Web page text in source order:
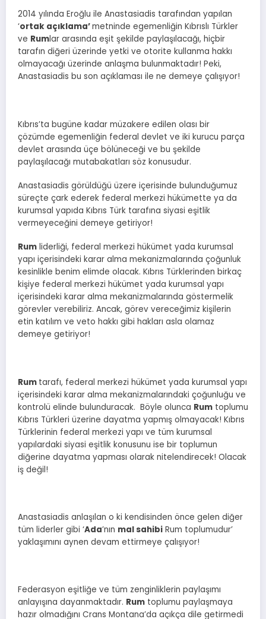
2014 yılında Eroğlu ile Anastasiadis tarafından yapılan
‘ortak açıklama’metninde egemenliğin Kıbrıslı Türkler
ve Rumlar arasında eşit şekilde paylaşılacağı, hiçbir
tarafın diğeri üzerinde yetki ve otorite kullanma hakkı
olmayacağı üzerinde anlaşma bulunmaktadır! Peki,
Anastasiadis bu son açıklaması ile ne demeye çalışıyor!
Kıbrıs’ta bugüne kadar müzakere edilen olası bir
çözümde egemenliğin federal devlet ve iki kurucu parça
devlet arasında üçe bölüneceği ve bu şekilde
paylaşılacağı mutabakatları söz konusudur.
Anastasiadis görüldüğü üzere içerisinde bulunduğumuz
süreçte çark ederek federal merkezi hükümette ya da
kurumsal yapıda Kıbrıs Türk tarafına siyasi eşitlik
vermeyeceğini demeye getiriyor!
Rum liderliği, federal merkezi hükümet yada kurumsal
yapı içerisindeki karar alma mekanizmalarında çoğunluk
kesinlikle benim elimde olacak. Kıbrıs Türklerinden birkaç
kişiye federal merkezi hükümet yada kurumsal yapı
içerisindeki karar alma mekanizmalarında göstermelik
görevler verebiliriz. Ancak, görev vereceğimiz kişilerin
etin katılım ve veto hakkı gibi hakları asla olamaz
demeye getiriyor!
Rum tarafı, federal merkezi hükümet yada kurumsal yapı
içerisindeki karar alma mekanizmalarındaki çoğunluğu ve
kontrolü elinde bulunduracak. Böyle olunca Rum toplumu
Kıbrıs Türkleri üzerine dayatma yapmış olmayacak! Kıbrıs
Türklerinin federal merkezi yapı ve tüm kurumsal
yapılardaki siyasi eşitlik konusunu ise bir toplumun
diğerine dayatma yapması olarak nitelendirecek! Olacak
iş değil!
Anastasiadis anlaşılan o ki kendisinden önce gelen diğer
tüm liderler gibi ‘Ada’nın mal sahibi Rum toplumudur’
yaklaşımını aynen devam ettirmeye çalışıyor!
Federasyon eşitliğe ve tüm zenginliklerin paylaşımı
anlayışına dayanmaktadır. Rum toplumu paylaşmaya
hazır olmadığını Crans Montana’da açıkça dile getirmedi